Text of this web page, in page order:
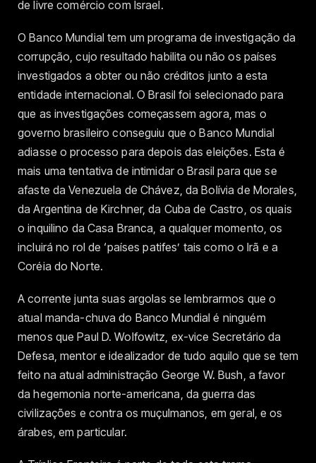
de livre comércio com Israel.
O Banco Mundial tem um programa de investigação da
corrupção, cujo resultado habilita ou não os países
investigados a obter ou não créditos junto a esta
entidade internacional. O Brasil foi selecionado para
que as investigações começassem agora, mas o
governo brasileiro conseguiu que o Banco Mundial
adiasse o processo para depois das eleições. Esta é
mais uma tentativa de intimidar o Brasil para que se
afaste da Venezuela de Chávez, da Bolívia de Morales,
da Argentina de Kirchner, da Cuba de Castro, os quais
o inquilino da Casa Branca, a qualquer momento, os
incluirá no rol de ‘países patifes’ tais como o Irã e a
Coréia do Norte.
A corrente junta suas argolas se lembrarmos que o
atual manda-chuva do Banco Mundial é ninguém
menos que Paul D. Wolfowitz, ex-vice Secretário da
Defesa, mentor e idealizador de tudo aquilo que se tem
feito na atual administração George W. Bush, a favor
da hegemonia norte-americana, da guerra das
civilizações e contra os muçulmanos, em geral, e os
árabes, em particular.